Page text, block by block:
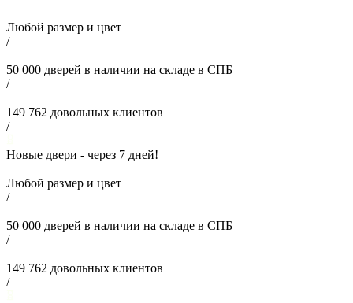
Любой размер и цвет
/
50 000 дверей в наличии на складе в СПБ
/
149 762 довольных клиентов
/
Новые двери - через 7 дней!
Любой размер и цвет
/
50 000 дверей в наличии на складе в СПБ
/
149 762 довольных клиентов
/